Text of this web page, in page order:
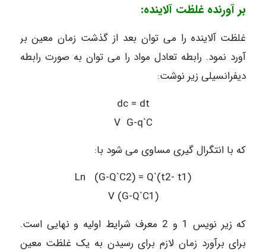
بر آورنده غلظت آلاینده:
غلظت آلاینده را می توان بعد از گذشت زمان معین بر
آورد نمود. رابطه تعادل مواد را می توان به صورت رابطه
دیفرانسیلی زیر نوشت:
dc = dt
V G-q`C
که با انتگرال گیری مساوی می شود با:
Ln (G-Q`C2) = Q`(t2- t1)
V (G-Q`C1)
که زیر نویس 1 و 2 معرف شرایط اولیه و نهایی است.
برای برآورد زمان لازم برای رسیدن به یک غلظت معین